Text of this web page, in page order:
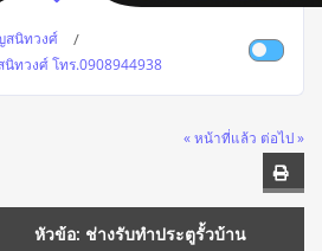
สนิทวงศ์
ทวงศ์ โทร.0908944938
« หน้าที่แล้ว ต่อไป »
หัวข้อ: ช่างรับทำประตูรั้วบ้าน